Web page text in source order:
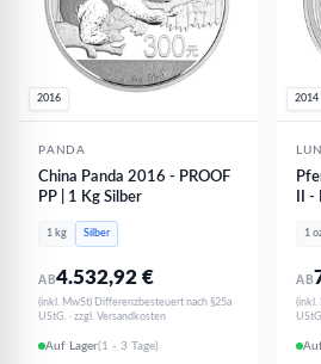
2016
PANDA
China Panda 2016 - PROOF
PP | 1 Kg Silber
1 kg Silber
AB4.532,92€
(inkl. MwSt) Differenzbesteuert nach §25a
UStG. · zzgl. Versandkosten
Auf Lager(1 - 3 Tage)
2014
II
1
AB
(inkl.